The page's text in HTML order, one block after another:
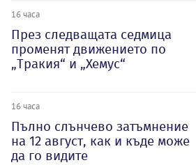
16 часа
През следващата седмица
променят движението по
„Тракия“ и „Хемус“
16 часа
Пълно слънчево затъмнение
на 12 август, как и къде може
да го видите